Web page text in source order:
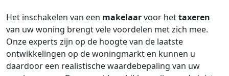
Het inschakelen van een makelaarvoor hettaxeren
van uw woning brengt vele voordelen met zich mee.
Onze experts zijn op de hoogte van de laatste
ontwikkelingen op de woningmarkt en kunnen u
daardoor een realistische waardebepaling van uw